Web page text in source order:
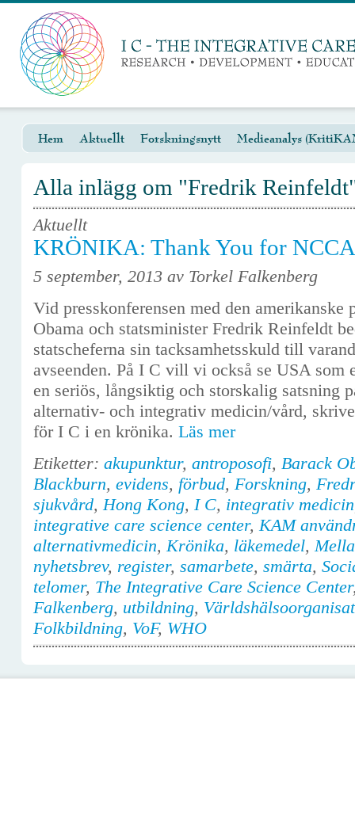
Hem Aktuellt Forskningsnytt Medieanalys
Alla inlägg om "Fredrik
Aktuellt
KRÖNIKA: Thank You for
5 september, 2013 av Torkel Falkenberg
Vid presskonferensen med den amerikanske
Obama och statsminister Fredrik Reinfeldt
statscheferna sin tacksamhetsskuld till
avseenden. På I C vill vi också se USA som
en seriös, långsiktig och storskalig satsning
alternativ- och integrativ medicin/vård,
för I C i en krönika. Läs mer
Etiketter: akupunktur, antroposofi, Barack
Blackburn, evidens, förbud, Forskning,
sjukvård,Hong Kong, I C, integrativ medicin
integrative care science center,KAM
alternativmedicin,Krönika, läkemedel,
nyhetsbrev, register, samarbete, smärta,
telomer, The Integrative Care Science Center
Falkenberg, utbildning,
Folkbildning, VoF, WHO